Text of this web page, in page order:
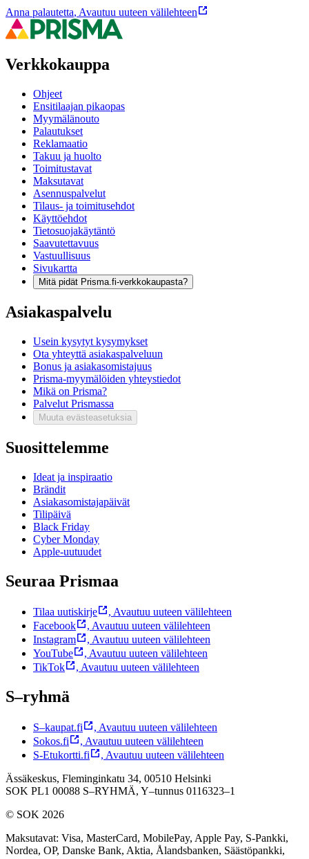
Anna palautetta, Avautuu uuteen välilehteen
Verkkokauppa
Ohjeet
Ensitilaajan pikaopas
Myymälänouto
Palautukset
Reklamaatio
Takuu ja huolto
Toimitustavat
Maksutavat
Asennuspalvelut
Tilaus- ja toimitusehdot
Käyttöehdot
Tietosuojakäytäntö
Saavutettavuus
Vastuullisuus
Sivukartta
Mitä pidät Prisma.fi-verkkokaupasta?
Asiakaspalvelu
Usein kysytyt kysymykset
Ota yhteyttä asiakaspalveluun
Bonus ja asiakasomistajuus
Prisma-myymälöiden yhteystiedot
Mikä on Prisma?
Palvelut Prismassa
Muuta evästeasetuksia
Suosittelemme
Ideat ja inspiraatio
Brändit
Asiakasomistajapäivät
Tilipäivä
Black Friday
Cyber Monday
Apple-uutuudet
Seuraa Prismaa
Tilaa uutiskirje , Avautuu uuteen välilehteen
Facebook
, Avautuu uuteen välilehteen
Instagram
, Avautuu uuteen välilehteen
YouTube
, Avautuu uuteen välilehteen
TikTok
, Avautuu uuteen välilehteen
S–ryhmä
S–kaupat.fi , Avautuu uuteen välilehteen
Sokos.fi
, Avautuu uuteen välilehteen
S-Etukortti.fi
, Avautuu uuteen välilehteen
Ässäkeskus, Fleminginkatu 34, 00510 Helsinki
SOK PL1 00088 S–RYHMÄ, Y–tunnus 0116323–1
© SOK 2026
Maksutavat: Visa, MasterCard, MobilePay, Apple Pay, S-Pankki,
Nordea, OP, Danske Bank, Aktia, Ålandsbanken, Säästöpankki,